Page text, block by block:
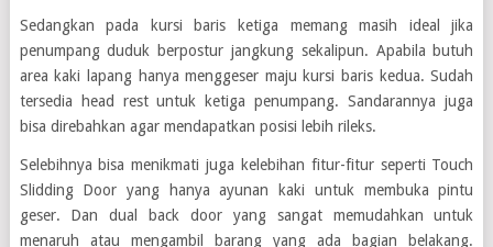
Sedangkan pada kursi baris ketiga memang masih ideal jika
penumpang duduk berpostur jangkung sekalipun. Apabila butuh
area kaki lapang hanya menggeser maju kursi baris kedua. Sudah
tersedia head rest untuk ketiga penumpang. Sandarannya juga
bisa direbahkan agar mendapatkan posisi lebih rileks.
Selebihnya bisa menikmati juga kelebihan fitur-fitur seperti Touch
Slidding Door yang hanya ayunan kaki untuk membuka pintu
geser. Dan dual back door yang sangat memudahkan untuk
menaruh atau mengambil barang yang ada bagian belakang.